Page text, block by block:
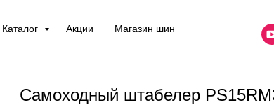
Каталог Акции Магазин шин
Самоходный штабелер